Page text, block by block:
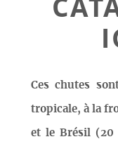
Ces chutes
tropicale, à la
et le Brésil (20